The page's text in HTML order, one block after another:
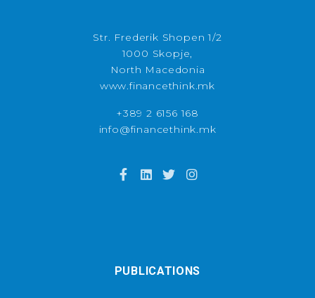
Str. Frederik Shopen 1/2
1000 Skopje,
North Macedonia
www.financethink.mk
+389 2 6156 168
info@financethink.mk
PUBLICATIONS